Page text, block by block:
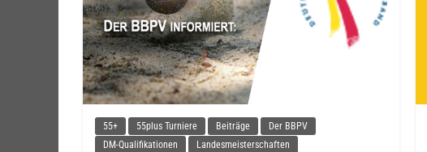
55+ 55plus Turniere Beiträge
Der BBPV
DM-Qualifikationen
Landesmeisterschaften